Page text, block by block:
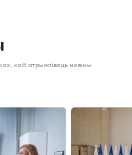
каб атрымліваць навіны